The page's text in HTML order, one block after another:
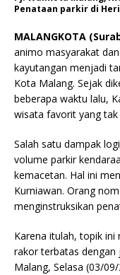
Penataan parkir di
MALANGKOTA
animo masyarakat
kayutangan menjadi
Kota Malang. Sejak
beberapa waktu lalu,
wisata favorit yang
Salah satu dampak
volume parkir
kemacetan. Hal ini
Kurniawan. Orang
menginstruksikan
Karena itulah, topik
rakor terbatas dengan
Malang, Selasa (03/